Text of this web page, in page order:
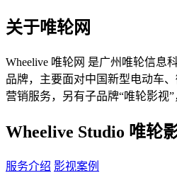
关于唯轮网
Wheelive 唯轮网 是广州唯轮信息
品牌，主要面对中国新型电动车
营销服务，另有子品牌“唯轮影视”
Wheelive Studio 唯轮
服务介绍 影视案例